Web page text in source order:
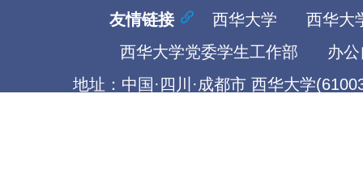
友情链接 西华大学
西华大
西华大学党委学生工作部
办
地址：中国·四川·成都市 西华大学